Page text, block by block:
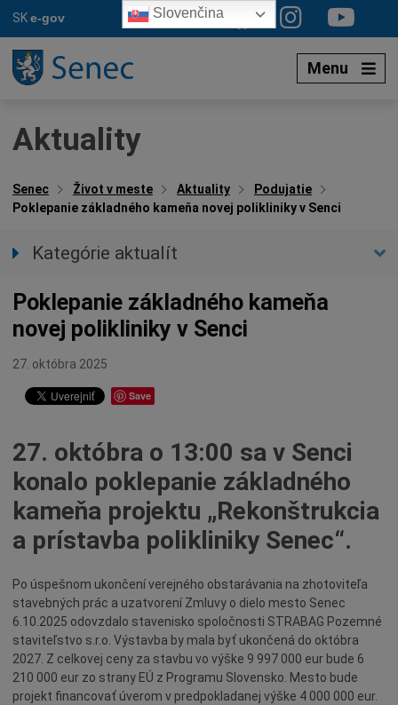
SKe-gov
Menu
Aktuality
Senec Život v meste Aktuality
Podujatie
Poklepanie základného kameňa novej polikliniky v Senci
Kategórie aktualít
Spravodajstvo
Parkovacia politika
Kultúra
Ocenenia
Údržba
Doprava
Mestský úrad
Projekty
Primátor
Otázky a odpovede
Napísali o nás
Osobnosti
História
Poklepanie základného kameňa
novej polikliniky v Senci
27. októbra 2025
Save
27. októbra o 13:00 sa v Senci
konalo poklepanie základného
kameňa projektu „Rekonštrukcia
a prístavba polikliniky Senec“.
Po úspešnom ukončení verejného obstarávania na zhotoviteľa
stavebných prác a uzatvorení Zmluvy o dielo mesto Senec
6.10.2025 odovzdalo stavenisko spoločnosti STRABAG Pozemné
staviteľstvo s.r.o. Výstavba by mala byť ukončená do októbra
2027. Z celkovej ceny za stavbu vo výške 9 997 000 eur bude 6
210 000 eur zo strany EÚ z Programu Slovensko. Mesto bude
projekt financovať úverom v predpokladanej výške 4 000 000 eur.
Slovenčina